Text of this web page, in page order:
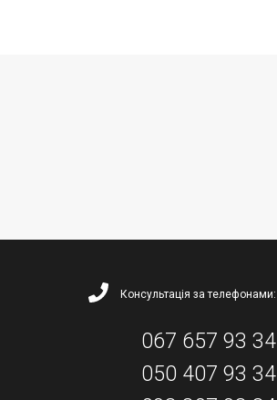
Консультація за телефонами:
067 657 93 34
050 407 93 34